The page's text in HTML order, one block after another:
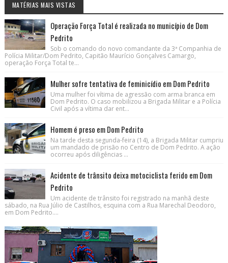
MATÉRIAS MAIS VISTAS
Operação Força Total é realizada no município de Dom
Pedrito
Sob o comando do novo comandante da 3ª Companhia de
Polícia Militar/Dom Pedrito, Capitão Maurício Gonçalves Camargo,
operação Força Total te...
Mulher sofre tentativa de feminicídio em Dom Pedrito
Uma mulher foi vítima de agressão com arma branca em
Dom Pedrito. O caso mobilizou a Brigada Militar e a Polícia
Civil após a vítima dar ent...
Homem é preso em Dom Pedrito
Na tarde desta segunda-feira (14), a Brigada Militar cumpriu
um mandado de prisão no Centro de Dom Pedrito. A ação
ocorreu após diligências ...
Acidente de trânsito deixa motociclista ferido em Dom
Pedrito
Um acidente de trânsito foi registrado na manhã deste
sábado, na Rua Júlio de Castilhos, esquina com a Rua Marechal Deodoro,
em Dom Pedrito....